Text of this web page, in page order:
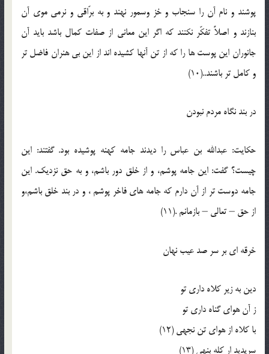
پوشند و نام آن را سنجاب و خز وسمور نهند و به برّاقي و نرمي موي آن
بنازند و اصلاً تفکّر نکنند که اگر اين معاني از صفات کمال باشد بايد آن
جانوران اين پوست ها را که از تن آنها کشيده اند از اين بي هنران فاضل تر
و کامل تر باشند..(10)
در بند نگاه مردم نبودن
حکايت: عبدالله بن عباس را ديدند جامه کهنه پوشيده بود. گفتند: اين
چيست؟ گفت: اين جامه پوشم، و از خلق دور باشم، و به حق نزديک. اين
جامه دوست تر از آن دارم که جامه هاي فاخر پوشم ، و در بند خلق باشم،و
از حق – تعالي – بازمانم .(11)
خرقه اي بر سر صد عيب نهان
دين به زير کلاه داري تو
ز آن هواي گناه داري تو
با کلاه از هواي تن نجهي (12)
سرپديد ار کله بنهي (13)